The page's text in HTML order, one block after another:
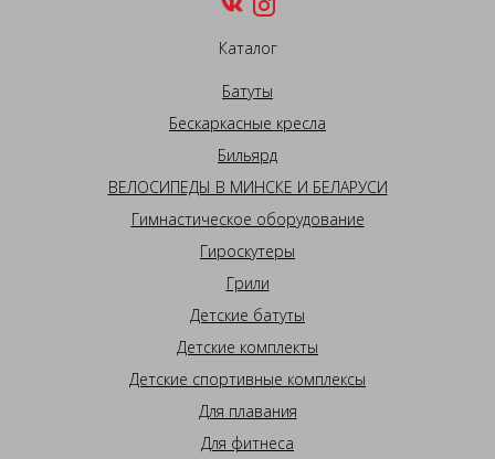
Каталог
Батуты
Бескаркасные кресла
Бильярд
ВЕЛОСИПЕДЫ В МИНСКЕ И БЕЛАРУСИ
Гимнастическое оборудование
Гироскутеры
Грили
Детские батуты
Детские комплекты
Детские спортивные комплексы
Для плавания
Для фитнеса